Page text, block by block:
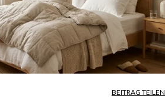
BEITRAG TEILEN